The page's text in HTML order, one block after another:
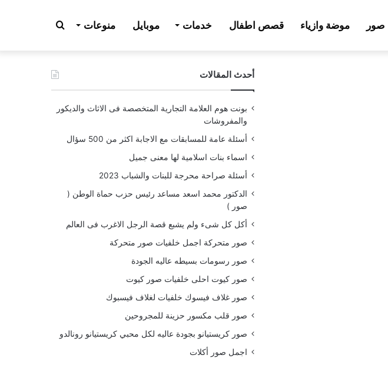
صور موضة وازياء قصص اطفال خدمات موبايل منوعات بحث
عن أحدث المقالات
بونت هوم العلامة التجارية المتخصصة فى الاثاث والديكور
والمفروشات
أسئلة عامة للمسابقات مع الاجابة اكثر من 500 سؤال
اسماء بنات اسلامية لها معنى جميل
أسئلة صراحة محرجة للبنات والشباب 2023
الدكتور محمد اسعد مساعد رئيس حزب حماة الوطن (
صور )
أكل كل شىء ولم يشبع قصة الرجل الاغرب فى العالم
صور متحركة اجمل خلفيات صور متحركة
صور رسومات بسيطه عاليه الجودة
صور كيوت احلى خلفيات صور كيوت
صور غلاف فيسوك خلفيات لغلاف فيسبوك
صور قلب مكسور حزينة للمجروحين
صور كريستيانو بجودة عاليه لكل محبي كريستيانو رونالدو
اجمل صور أكلات